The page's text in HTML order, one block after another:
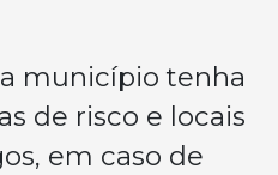
município tenha
de risco e locais
em caso de